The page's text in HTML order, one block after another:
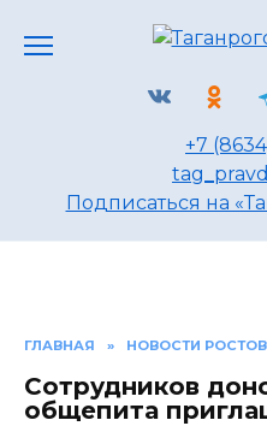
+7
Подписаться на
ГЛАВНАЯ » НОВОСТИ
Сотрудников
общепита